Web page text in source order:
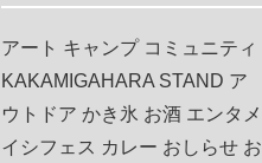
アート キャンプ コミュニティ
KAKAMIGAHARA STAND ア
ウトドア かき氷 お酒 エンタメ
イシフェス カレー おしらせ お